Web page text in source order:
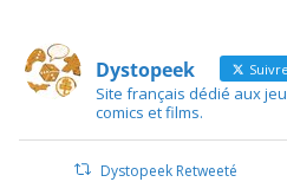
Dystopeek Suivre
Site français dédié aux
comics et films.
Dystopeek Retweeté